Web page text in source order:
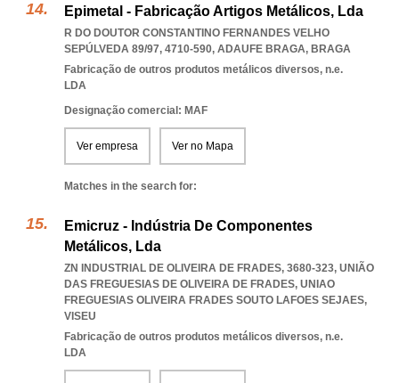
Epimetal - Fabricação Artigos Metálicos, Lda
R DO DOUTOR CONSTANTINO FERNANDES VELHO
SEPÚLVEDA 89/97, 4710-590, ADAUFE BRAGA, BRAGA
Fabricação de outros produtos metálicos diversos, n.e.
LDA
Designação comercial: MAF
Ver empresa Ver no Mapa
Matches in the search for:
Emicruz - Indústria De Componentes
Metálicos, Lda
ZN INDUSTRIAL DE OLIVEIRA DE FRADES, 3680-323, UNIÃO
DAS FREGUESIAS DE OLIVEIRA DE FRADES, UNIAO
FREGUESIAS OLIVEIRA FRADES SOUTO LAFOES SEJAES,
VISEU
Fabricação de outros produtos metálicos diversos, n.e.
LDA